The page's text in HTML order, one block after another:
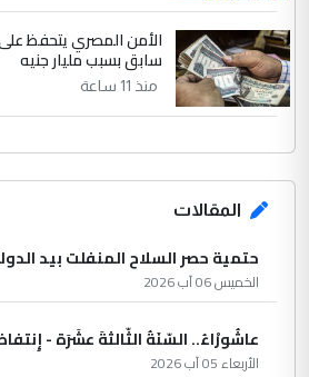
الأمن المصري يتحفظ
سابق بسبب مليار جنيه
منذ 11 ساعة
المقالات
حتمية حصر السلاح المنفلت بيد
الخميس 06 آب 2026
عاشُورْاءُ.. السّنَةُ الثّالثةَ عشَرَة -
الأربعاء 05 آب 2026